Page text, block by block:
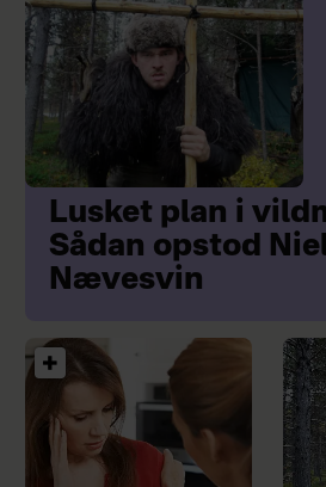
Lusket plan i
Sådan opstod
Nævesvin